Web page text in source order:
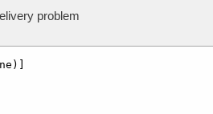
problem